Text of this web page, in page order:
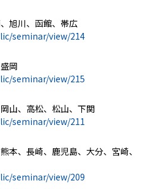
旭川、函館、帯広
seminar/view/214
岡
seminar/view/215
山、高松、松山、下関
seminar/view/211
本、長崎、鹿児島、大分、宮崎、
seminar/view/209